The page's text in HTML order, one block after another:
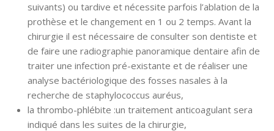
suivants) ou tardive et nécessite parfois l’ablation de la
prothèse et le changement en 1 ou 2 temps. Avant la
chirurgie il est nécessaire de consulter son dentiste et
de faire une radiographie panoramique dentaire afin de
traiter une infection pré-existante et de réaliser une
analyse bactériologique des fosses nasales à la
recherche de staphylococcus auréus,
la thrombo-phlébite :un traitement anticoagulant sera
indiqué dans les suites de la chirurgie,